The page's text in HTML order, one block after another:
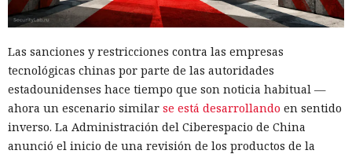
Las sanciones y restricciones contra las empresas
tecnológicas chinas por parte de las autoridades
estadounidenses hace tiempo que son noticia habitual —
ahora un escenario similar se está desarrollando en sentido
inverso. La Administración del Ciberespacio de China
anunció el inicio de una revisión de los productos de la